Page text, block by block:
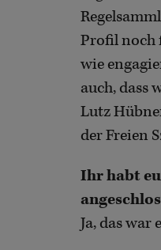
Profil noch
wie
auch, dass
Lutz
der Freien
Ihr habt
Ja, das